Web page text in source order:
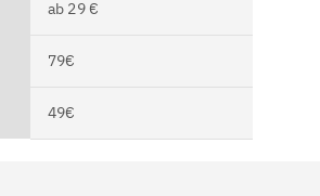
ab 29 €
79€
49€